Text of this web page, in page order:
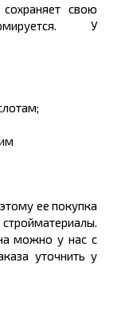
свою
У
ее покупка
можно у нас с
уточнить у